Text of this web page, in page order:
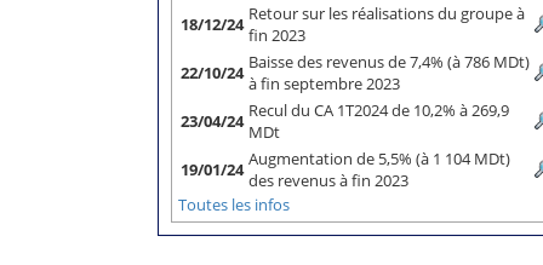
18/12/24 Retour sur les réalisations du groupe à
fin 2023
22/10/24 Baisse des revenus de 7,4% (à 786 MDt)
à fin septembre 2023
23/04/24 Recul du CA 1T2024 de 10,2% à 269,9
MDt
19/01/24 Augmentation de 5,5% (à 1 104 MDt)
des revenus à fin 2023
Toutes les infos